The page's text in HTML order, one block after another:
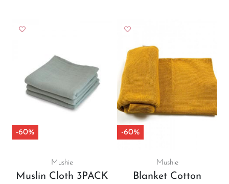
-60%
Mushie
Muslin Cloth 3PACK
-60%
Mushie
Blanket Cotton